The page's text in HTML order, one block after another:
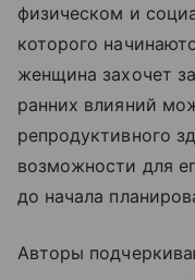
физическом и
которого
женщина захочет
ранних влияний
репродуктивного
возможности для
до начала
Авторы